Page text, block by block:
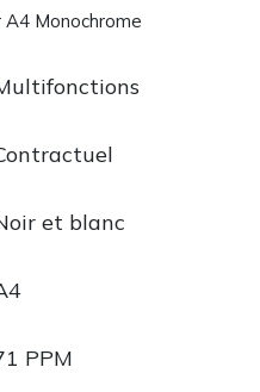
Monochrome
et blanc
PPM